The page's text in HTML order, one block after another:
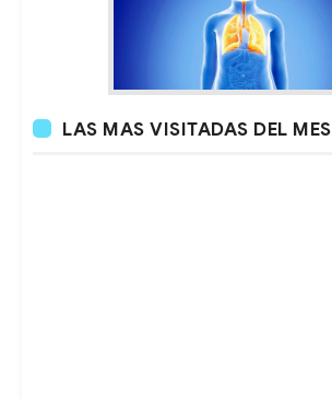
LAS MAS VISITADAS DEL MES